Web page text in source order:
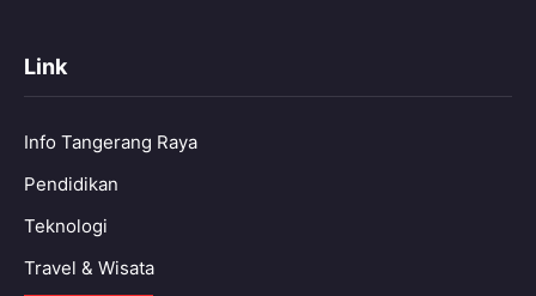
Link
Info Tangerang Raya
Pendidikan
Teknologi
Travel & Wisata